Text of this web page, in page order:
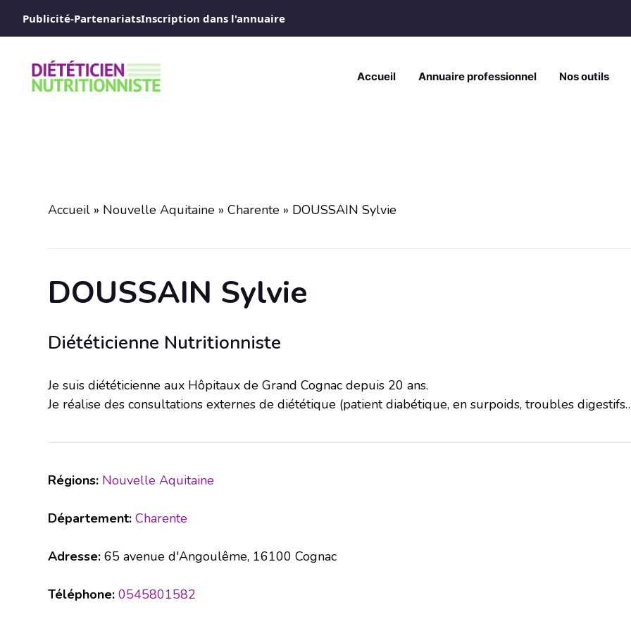
Publicité-PartenariatsInscription dans l'annuaire
Accueil Annuaire professionnel Nos outils
Accueil » Nouvelle Aquitaine » Charente » DOUSSAIN Sylvie
DOUSSAIN Sylvie
Diététicienne Nutritionniste
Je suis diététicienne aux Hôpitaux de Grand Cognac depuis 20 ans.
Je réalise des consultations externes de diététique (patient diabétique, en surpoids, troubles
Régions: Nouvelle Aquitaine
Département: Charente
Adresse: 65 avenue d'Angoulême, 16100 Cognac
Téléphone: 0545801582